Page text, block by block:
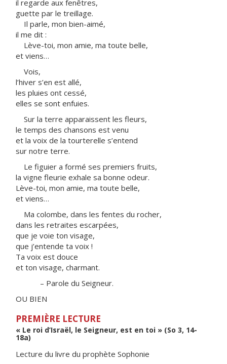
il regarde aux fenêtres,
guette par le treillage.
Il parle, mon bien-aimé,
il me dit :
Lève-toi, mon amie, ma toute belle,
et viens…
Vois,
l’hiver s’en est allé,
les pluies ont cessé,
elles se sont enfuies.
Sur la terre apparaissent les fleurs,
le temps des chansons est venu
et la voix de la tourterelle s’entend
sur notre terre.
Le figuier a formé ses premiers fruits,
la vigne fleurie exhale sa bonne odeur.
Lève-toi, mon amie, ma toute belle,
et viens…
Ma colombe, dans les fentes du rocher,
dans les retraites escarpées,
que je voie ton visage,
que j’entende ta voix !
Ta voix est douce
et ton visage, charmant.
– Parole du Seigneur.
OU BIEN
PREMIÈRE LECTURE
« Le roi d’Israël, le Seigneur, est en toi » (So 3, 14-
18a)
Lecture du livre du prophète Sophonie